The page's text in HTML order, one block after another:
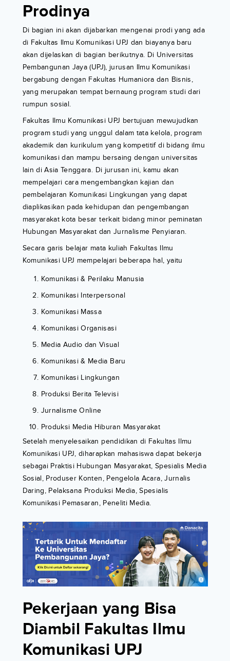
Prodinya
Di bagian ini akan dijabarkan mengenai prodi yang ada
di Fakultas Ilmu Komunikasi UPJ dan biayanya baru
akan dijelaskan di bagian berikutnya. Di Universitas
Pembangunan Jaya (UPJ), jurusan Ilmu Komunikasi
bergabung dengan Fakultas Humaniora dan Bisnis,
yang merupakan tempat bernaung program studi dari
rumpun sosial.
Fakultas Ilmu Komunikasi UPJ bertujuan mewujudkan
program studi yang unggul dalam tata kelola, program
akademik dan kurikulum yang kompetitif di bidang ilmu
komunikasi dan mampu bersaing dengan universitas
lain di Asia Tenggara. Di jurusan ini, kamu akan
mempelajari cara mengembangkan kajian dan
pembelajaran Komunikasi Lingkungan yang dapat
diaplikasikan pada kehidupan dan pengembangan
masyarakat kota besar terkait bidang minor peminatan
Hubungan Masyarakat dan Jurnalisme Penyiaran.
Secara garis belajar mata kuliah Fakultas Ilmu
Komunikasi UPJ mempelajari beberapa hal, yaitu
Komunikasi & Perilaku Manusia
Komunikasi Interpersonal
Komunikasi Massa
Komunikasi Organisasi
Media Audio dan Visual
Komunikasi & Media Baru
Komunikasi Lingkungan
Produksi Berita Televisi
Jurnalisme Online
Produksi Media Hiburan Masyarakat
Setelah menyelesaikan pendidikan di Fakultas Ilmu
Komunikasi UPJ, diharapkan mahasiswa dapat bekerja
sebagai Praktisi Hubungan Masyarakat, Spesialis Media
Sosial, Produser Konten, Pengelola Acara, Jurnalis
Daring, Pelaksana Produksi Media, Spesialis
Komunikasi Pemasaran, Peneliti Media.
Pekerjaan yang Bisa
Diambil Fakultas Ilmu
Komunikasi UPJ